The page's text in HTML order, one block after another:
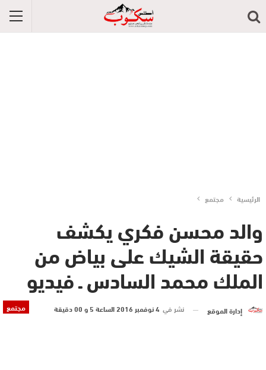
الرئيسية مجتمع
والد محسن فكري يكشف
حقيقة الشيك على بياض من
الملك محمد السادس ـ فيديو
مجتمع إدارة الموقع نشر في 4 نوفمبر 2016 الساعة 5 و 00 دقيقة